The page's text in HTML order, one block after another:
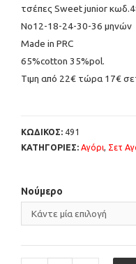
τσέπες Sweet junior
Νο12-18-24-30-36 μηνών
Μade in PRC
65%cotton 35%pol.
Tιμη από 22€ τώρα 17€
ΚΩΔΙΚΟΣ: 491
ΚΑΤΗΓΟΡΙΕΣ: Αγόρι, Σετ
Νούμερο